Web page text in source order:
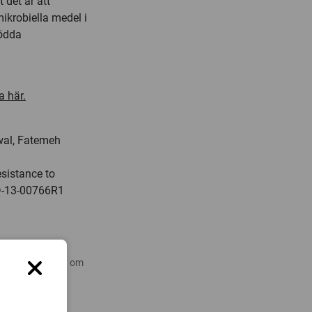
medel i
här.
Fatemeh
to
13-00766R1
forskning om